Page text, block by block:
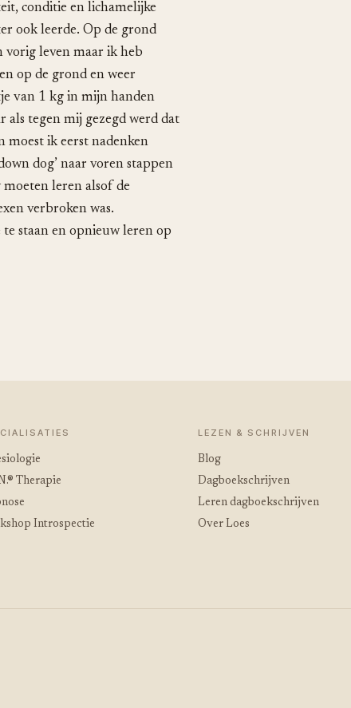
conditie en lichamelijke
ook leerde. Op de grond
vorig leven maar ik heb
op de grond en weer
van 1 kg in mijn handen
als tegen mij gezegd werd dat
moest ik eerst nadenken
dog’ naar voren stappen
leren alsof de
verbroken was.
staan en opnieuw leren op
Therapie
Introspectie
LEZEN & SCHRIJVEN
Blog
Dagboekschrijven
Leren dagboekschrijven
Over Loes